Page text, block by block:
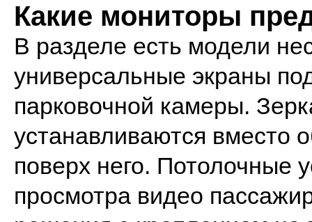
Какие мониторы
В разделе есть модели
универсальные экраны
парковочной камеры.
устанавливаются вместо
поверх него. Потолочные
просмотра видео